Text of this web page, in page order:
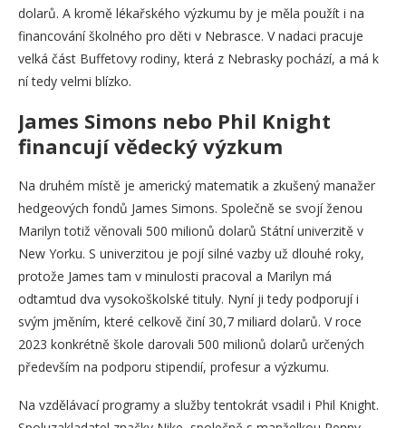
dolarů. A kromě lékařského výzkumu by je měla použít i na
financování školného pro děti v Nebrasce. V nadaci pracuje
velká část Buffetovy rodiny, která z Nebrasky pochází, a má k
ní tedy velmi blízko.
James Simons nebo Phil Knight
financují vědecký výzkum
Na druhém místě je americký matematik a zkušený manažer
hedgeových fondů James Simons. Společně se svojí ženou
Marilyn totiž věnovali 500 milionů dolarů Státní univerzitě v
New Yorku. S univerzitou je pojí silné vazby už dlouhé roky,
protože James tam v minulosti pracoval a Marilyn má
odtamtud dva vysokoškolské tituly. Nyní ji tedy podporují i
svým jměním, které celkově činí 30,7 miliard dolarů. V roce
2023 konkrétně škole darovali 500 milionů dolarů určených
především na podporu stipendií, profesur a výzkumu.
Na vzdělávací programy a služby tentokrát vsadil i Phil Knight.